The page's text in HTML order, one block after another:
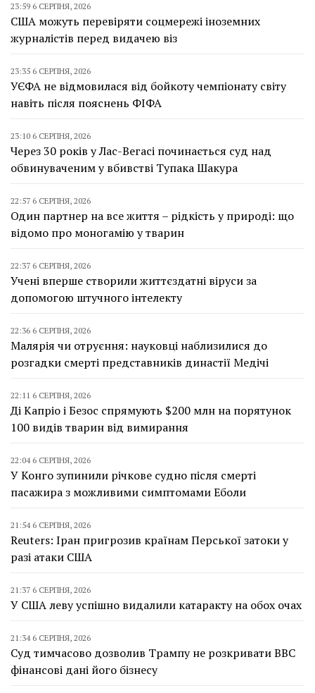
23:59 6 СЕРПНЯ, 2026
США можуть перевіряти соцмережі іноземних
журналістів перед видачею віз
23:35 6 СЕРПНЯ, 2026
УЄФА не відмовилася від бойкоту чемпіонату світу
навіть після пояснень ФІФА
23:10 6 СЕРПНЯ, 2026
Через 30 років у Лас-Вегасі починається суд над
обвинуваченим у вбивстві Тупака Шакура
22:57 6 СЕРПНЯ, 2026
Один партнер на все життя – рідкість у природі: що
відомо про моногамію у тварин
22:37 6 СЕРПНЯ, 2026
Учені вперше створили життєздатні віруси за
допомогою штучного інтелекту
22:36 6 СЕРПНЯ, 2026
Малярія чи отруєння: науковці наблизилися до
розгадки смерті представників династії Медічі
22:11 6 СЕРПНЯ, 2026
Ді Капріо і Безос спрямують $200 млн на порятунок
100 видів тварин від вимирання
22:04 6 СЕРПНЯ, 2026
У Конго зупинили річкове судно після смерті
пасажира з можливими симптомами Еболи
21:54 6 СЕРПНЯ, 2026
Reuters: Іран пригрозив країнам Перської затоки у
разі атаки США
21:37 6 СЕРПНЯ, 2026
У США леву успішно видалили катаракту на обох очах
21:34 6 СЕРПНЯ, 2026
Суд тимчасово дозволив Трампу не розкривати BBC
фінансові дані його бізнесу